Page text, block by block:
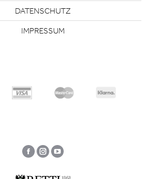
DATENSCHUTZ
IMPRESSUM
Facebook
InstagramYouTube